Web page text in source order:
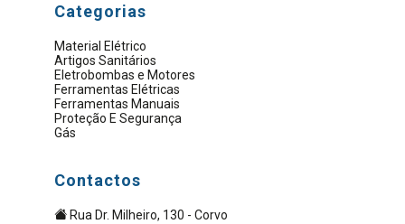
Categorias
Material Elétrico
Artigos Sanitários
Eletrobombas e Motores
Ferramentas Elétricas
Ferramentas Manuais
Proteção E Segurança
Gás
Contactos
Rua Dr. Milheiro, 130 - Corvo